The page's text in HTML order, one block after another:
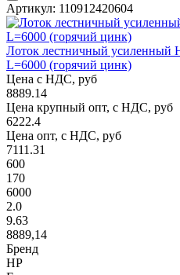
Артикул: 110912420604
Лоток лестничный усиленный
L=6000 (горячий цинк)
Цена с НДС, руб
8889.14
Цена крупный опт, с НДС, руб
6222.4
Цена опт, с НДС, руб
7111.31
600
170
6000
2.0
9.63
8889,14
Бренд
НР